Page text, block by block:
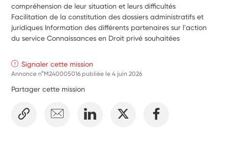
compréhension de leur situation et leurs difficultés
Facilitation de la constitution des dossiers administratifs et
juridiques Information des différents partenaires sur l'action
du service Connaissances en Droit privé souhaitées
Signaler cette mission
Annonce n°M240005016 publiée le4 juin 2026
Partager cette mission